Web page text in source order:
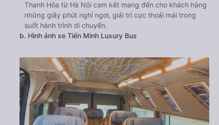
Thanh Hóa từ Hà Nội cam kết mang đến cho khách hàng
những giây phút nghỉ ngơi, giải trí cực thoải mái trong
suốt hành trình di chuyển.
b. Hình ảnh xe Tiến Minh Luxury Bus